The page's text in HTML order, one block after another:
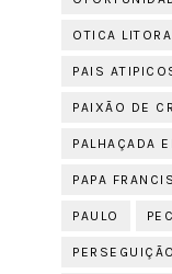
OTICA
PAIS
PAIXÃO DE
PALHAÇADA
PAPA
PAULO